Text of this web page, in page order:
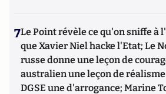
7Le Point révèle ce qu'on sniffe à
que Xavier Niel hacke l'Etat; Le
russe donne une leçon de
australien une leçon de
DGSE une d'arrogance; Marine